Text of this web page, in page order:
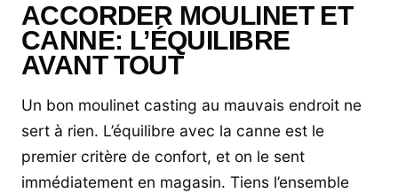
ACCORDER MOULINET ET
CANNE: L’ÉQUILIBRE
AVANT TOUT
Un bon moulinet casting au mauvais endroit ne
sert à rien. L’équilibre avec la canne est le
premier critère de confort, et on le sent
immédiatement en magasin. Tiens l’ensemble